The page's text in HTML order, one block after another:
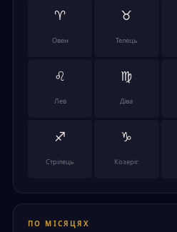
♈
Овен
♉
Телець
♌
Лев
♍
Діва
♐
Стрілець
♑
Козеріг
ПО МІСЯЦЯХ